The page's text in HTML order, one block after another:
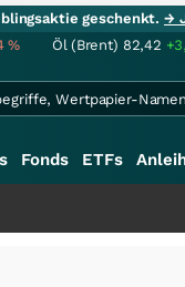
geschenkt.→
% Öl (Brent) 82,42
Fonds ETFs